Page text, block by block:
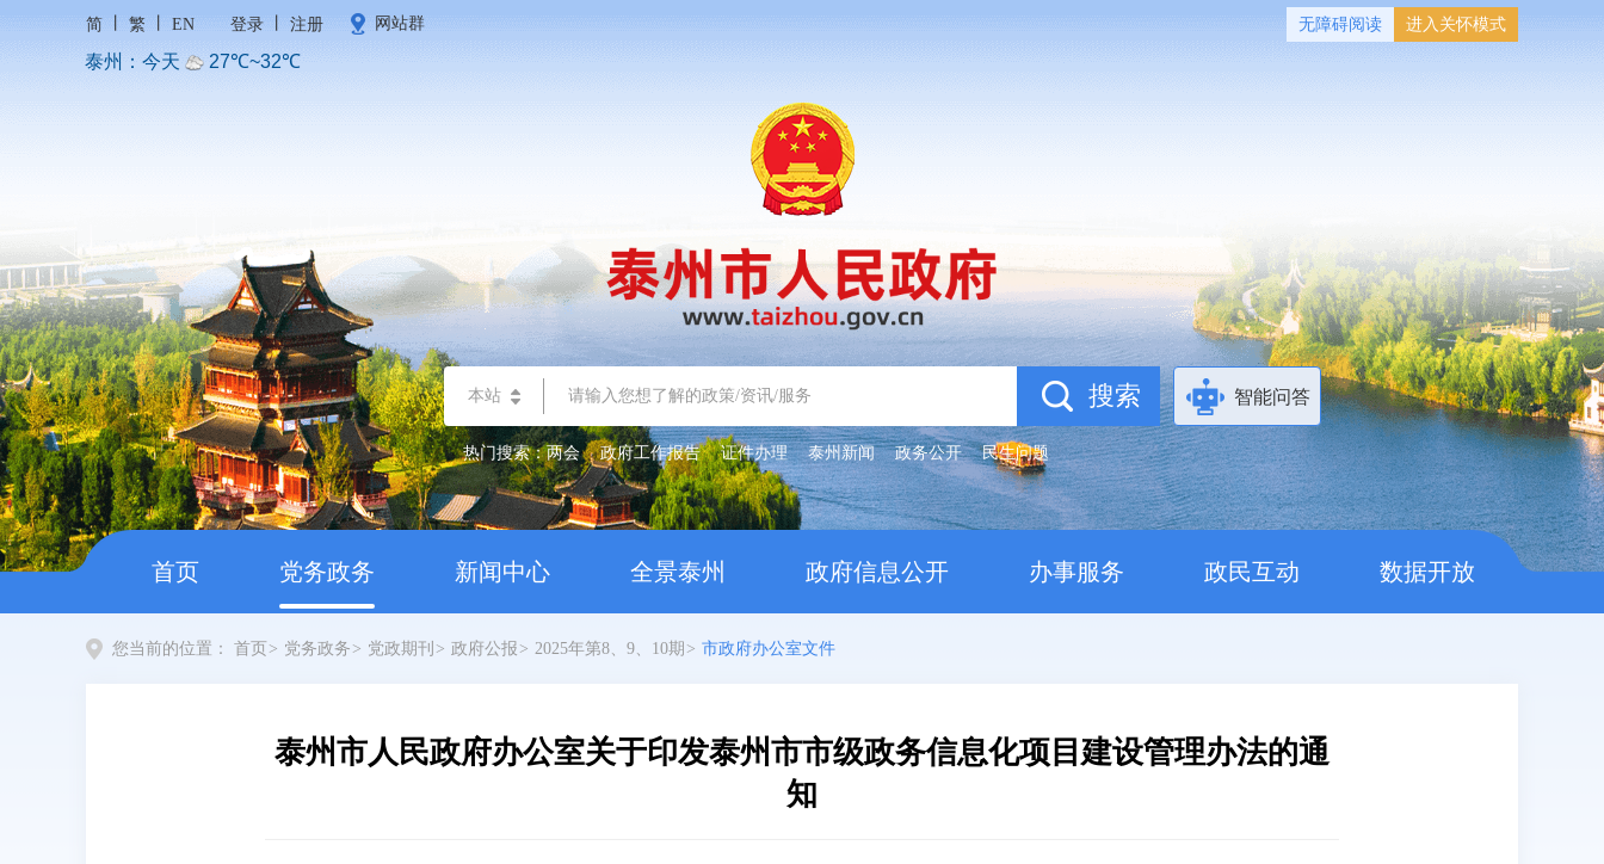
简 繁 EN 登录 注册 网站群 无障碍阅读 进入关怀模式
本站 智能问答
热门搜索：两会 政府工作报告 证件办理 泰州新闻 政务公开 民生问题
首页 党务政务 新闻中心 全景泰州 政府信息公开 办事服务 政民互动 数据开放
您当前的位置： 首页 > 党务政务 > 党政期刊 > 政府公报 > 2025年第8、9、10期 > 市政府办公室文件
泰州市人民政府办公室关于印发泰州市市级政务信息化项目建设管理办法的通
知